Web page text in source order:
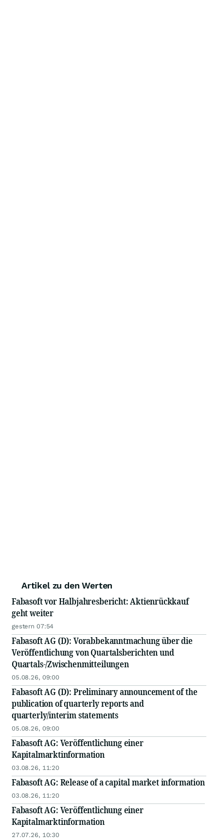
Artikel zu den Werten
Fabasoft vor Halbjahresbericht: Aktienrückkauf
geht weiter
gestern 07:54
Fabasoft AG (D): Vorabbekanntmachung über die
Veröffentlichung von Quartalsberichten und
Quartals-/Zwischenmitteilungen
05.08.26, 09:00
Fabasoft AG (D): Preliminary announcement of the
publication of quarterly reports and
quarterly/interim statements
05.08.26, 09:00
Fabasoft AG: Veröffentlichung einer
Kapitalmarktinformation
03.08.26, 11:20
Fabasoft AG: Release of a capital market information
03.08.26, 11:20
Fabasoft AG: Veröffentlichung einer
Kapitalmarktinformation
27.07.26, 10:30